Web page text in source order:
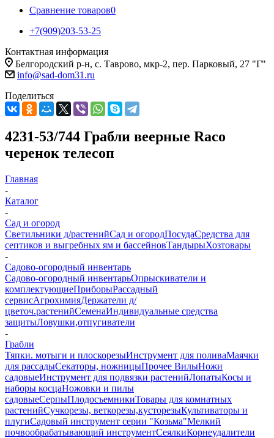
Сравнение товаров0
+7(909)203-53-25
Контактная информация
Белгородский р-н, с. Таврово, мкр-2, пер. Парковый, 27 "Г"
info@sad-dom31.ru
Поделиться
4231-53/744 Грабли веерные Raco
черенок телесоп
Главная
-
Каталог
-
Сад и огород
Светильники д/растенийСад и огородПосудаСредства для
септиков и выгребных ям и бассейновТандырыХозтовары
-
Садово-огородный инвентарь
Садово-огородный инвентарьОпрыскиватели и
комплектующиеПриборыРассадный
сервисАгрохимияДержатели д/
цветоч.растенийСеменаИндивидуальные средства
защитыЛовушки,отпугиватели
-
Грабли
Тяпки. мотыги и плоскорезыИнструмент для поливаМаячки
для рассадыСекаторы, ножницыПрочее ВилыНожи
садовыеИнструмент для подвязки растенийЛопатыКосы и
наборы косцаНожовки и пилы
садовыеСерпыПлодосъемникиТовары для комнатных
растенийСучкорезы, веткорезы,кусторезыКультиваторы и
плугиСадовый инструмент серии "Козьма"Мелкий
почвообрабатывающий инструментСеялкиКорнеудалители